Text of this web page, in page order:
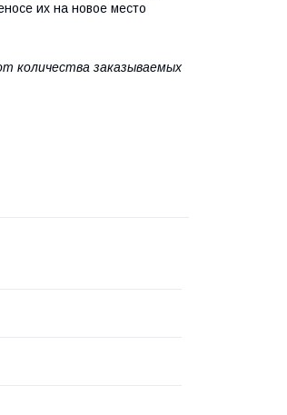
их на новое место
количества заказываемых